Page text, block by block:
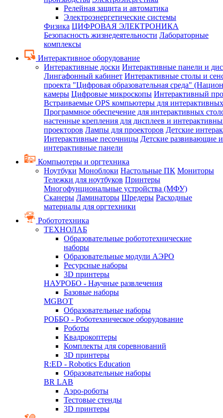
Релейная защита и автоматика
Электроэнергетические системы
Физика ЦИФРОВАЯ ЭЛЕКТРОНИКА
Безопасность жизнедеятельности Лабораторные
комплексы
Интерактивное оборудование
Интерактивные доски Интерактивные панели и
Лингафонный кабинет Интерактивные столы и
проекта "Цифровая образовательная среда"
камеры Цифровые микроскопы Интерактивный
Встраиваемые OPS компьютеры для
Программное обеспечение для интерактивных
настенные крепления для дисплеев и
проекторов Лампы для проекторов Детские
Интерактивные песочницы Детские развивающие
интерактивные панели
Компьютеры и оргтехника
Ноутбуки Моноблоки Настольные ПК Мониторы
Тележки для ноутбуков Принтеры
Многофунциональные устройства (МФУ)
Сканеры Ламинаторы Шредеры Расходные
материалы для оргтехники
Робототехника
ТЕХНОЛАБ
Образовательные робототехнические
наборы
Образовательные модули АЭРО
Ресурсные наборы
3D принтеры
НАУРОБО - Научные развлечения
Базовые наборы
MGBOT
Образовательные наборы
РОББО - Роботехническое оборудование
Роботы
Квадрокоптеры
Комплекты для соревнований
3D принтеры
R:ED - Robotics Education
Образовательные наборы
BR LAB
Аэро-роботы
Тестовые стенды
3D принтеры